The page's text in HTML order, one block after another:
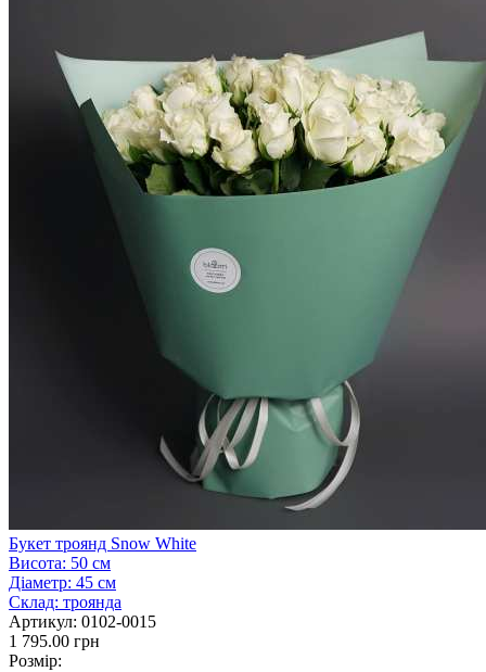
Букет троянд Snow White
Висота: 50 см
Діаметр: 45 см
Склад: троянда
Артикул: 0102-0015
1 795.00 грн
Розмір: